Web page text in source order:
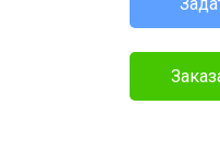
личных средств. Могу ли
себя от